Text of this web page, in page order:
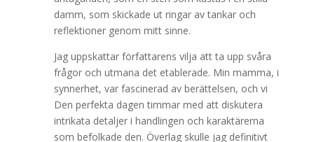
damm, som skickade ut ringar av tankar och
reflektioner genom mitt sinne.
Jag uppskattar författarens vilja att ta upp svåra
frågor och utmana det etablerade. Min mamma, i
synnerhet, var fascinerad av berättelsen, och vi
Den perfekta dagen timmar med att diskutera
intrikata detaljer i handlingen och karaktärerna
som befolkade den. Överlag skulle jag definitivt